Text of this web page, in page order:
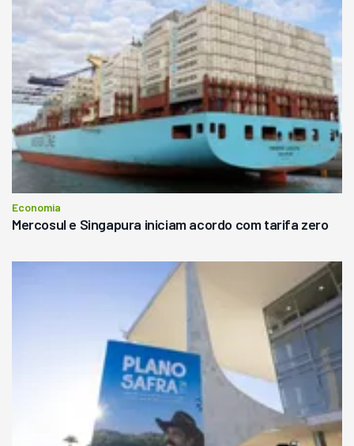
Economia
Mercosul e Singapura iniciam acordo com tarifa zero